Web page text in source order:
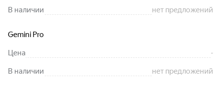
В наличии нет предложений
Gemini Pro
Цена -
В наличии нет предложений